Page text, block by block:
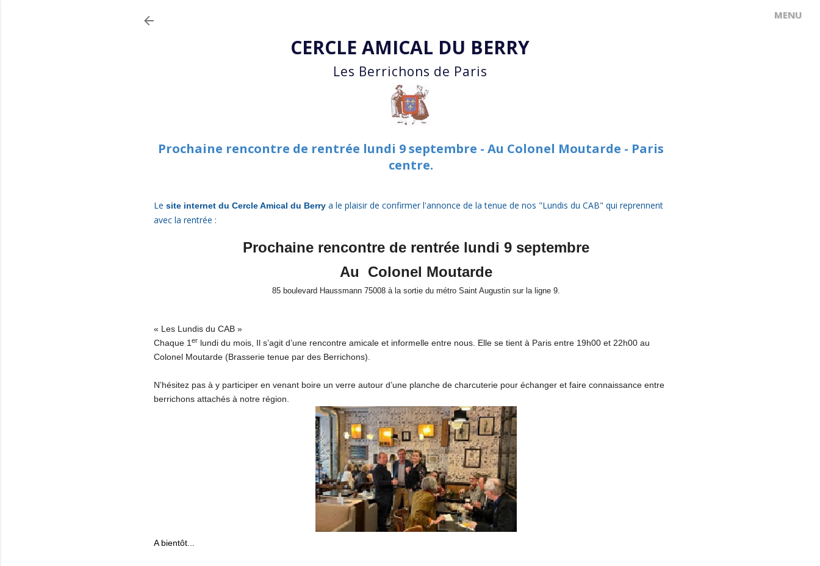
CERCLE AMICAL DU BERRY
Les Berrichons de Paris
Prochaine rencontre de rentrée lundi 9 septembre - Au Colonel Moutarde - Paris
centre.
Le site internet du Cercle Amical du Berry a le plaisir de confirmer l'annonce de la tenue de nos "Lundis du CAB" qui reprennent
avec la rentrée :
Prochaine rencontre de rentrée lundi 9 septembre
Au Colonel Moutarde
85 boulevard Haussmann 75008 à la sortie du métro Saint Augustin sur la ligne 9.
« Les Lundis du CAB »
Chaque 1 er lundi du mois, Il s’agit d’une rencontre amicale et informelle entre nous. Elle se tient à Paris entre 19h00 et 22h00 au
Colonel Moutarde (Brasserie tenue par des Berrichons).
N’hésitez pas à y participer en venant boire un verre autour d’une planche de charcuterie pour échanger et faire connaissance entre
berrichons attachés à notre région.
A bientôt...